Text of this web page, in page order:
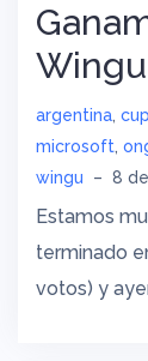
argentina,
microsoft,
wingu
– 8
Estamos
terminado
votos) y